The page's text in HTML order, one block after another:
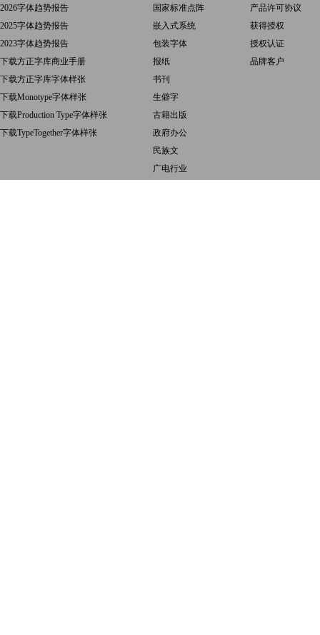
2026字体趋势报告
2025字体趋势报告
2023字体趋势报告
下载方正字库商业手册
下载方正字库字体样张
下载Monotype字体样张
下载Production Type字体样张
下载TypeTogether字体样张
国家标准点阵
嵌入式系统
包装字体
报纸
书刊
生僻字
古籍出版
政府办公
民族文
广电行业
产品许可协议
获得授权
授权认证
品牌客户